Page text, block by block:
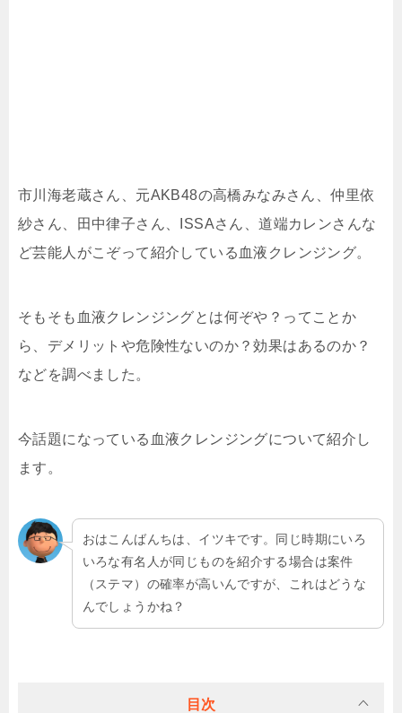
市川海老蔵さん、元AKB48の高橋みなみさん、仲里依
紗さん、田中律子さん、ISSAさん、道端カレンさんな
ど芸能人がこぞって紹介している血液クレンジング。
そもそも血液クレンジングとは何ぞや？ってことか
ら、デメリットや危険性ないのか？効果はあるのか？
などを調べました。
今話題になっている血液クレンジングについて紹介し
ます。
おはこんばんちは、イツキです。同じ時期にいろ
いろな有名人が同じものを紹介する場合は案件
（ステマ）の確率が高いんですが、これはどうな
んでしょうかね？
目次